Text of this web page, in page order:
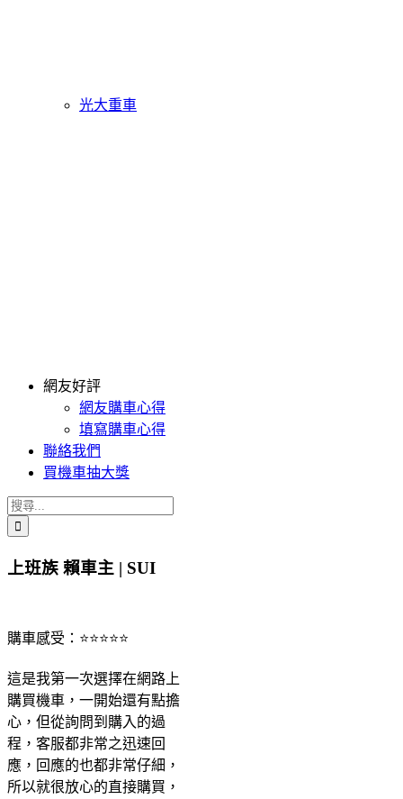
光大重車
網友好評
網友購車心得
填寫購車心得
聯絡我們
買機車抽大獎
搜
索
果：
上班族 賴車主 | SUI
購車感受：⭐⭐⭐⭐⭐
這是我第一次選擇在網路上
購買機車，一開始還有點擔
心，但從詢問到購入的過
程，客服都非常之迅速回
應，回應的也都非常仔細，
所以就很放心的直接購買，